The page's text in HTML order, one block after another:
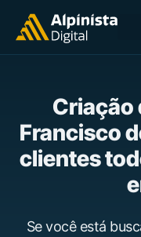
Criação
Francisco
clientes
Se você está